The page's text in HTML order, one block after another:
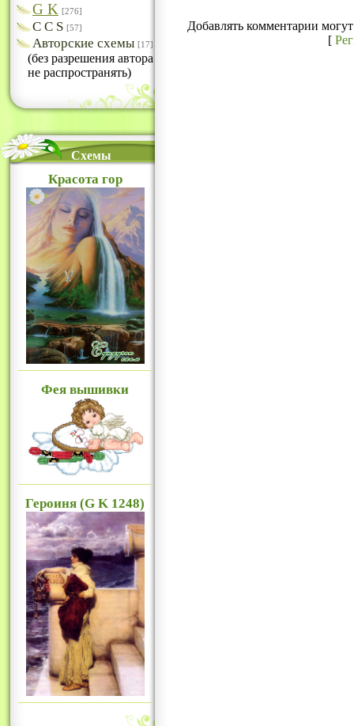
G K [276]
C C S [57]
Авторские схемы [17]
(без разрешения автора
не распространять)
Схемы
Красота гор
Фея вышивки
Героиня (G K 1248)
Добавлять комментарии
[